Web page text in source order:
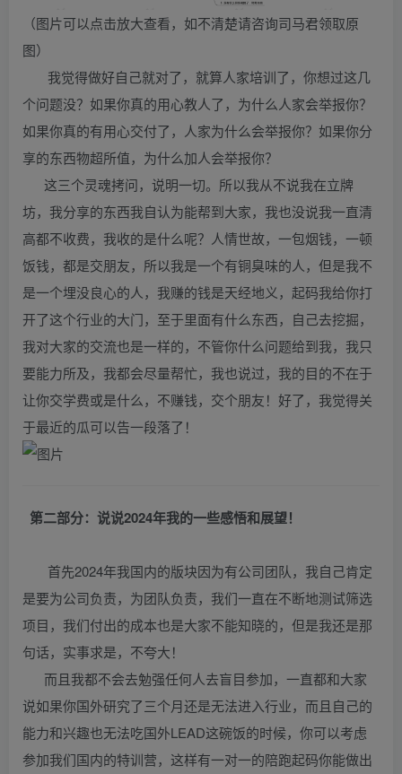
（图片可以点击放大查看，如不清楚请咨询司马君领取原
图）
我觉得做好自己就对了，就算人家培训了，你想过这几
个问题没？如果你真的用心教人了，为什么人家会举报你？
如果你真的有用心交付了，人家为什么会举报你？如果你分
享的东西物超所值，为什么加人会举报你？
这三个灵魂拷问，说明一切。所以我从不说我在立牌
坊，我分享的东西我自认为能帮到大家，我也没说我一直清
高都不收费，我收的是什么呢？人情世故，一包烟钱，一顿
饭钱，都是交朋友，所以我是一个有铜臭味的人，但是我不
是一个埋没良心的人，我赚的钱是天经地义，起码我给你打
开了这个行业的大门，至于里面有什么东西，自己去挖掘，
我对大家的交流也是一样的，不管你什么问题给到我，我只
要能力所及，我都会尽量帮忙，我也说过，我的目的不在于
让你交学费或是什么，不赚钱，交个朋友！好了，我觉得关
于最近的瓜可以告一段落了！
第二部分：说说2024年我的一些感悟和展望！
首先2024年我国内的版块因为有公司团队，我自己肯定
是要为公司负责，为团队负责，我们一直在不断地测试筛选
项目，我们付出的成本也是大家不能知晓的，但是我还是那
句话，实事求是，不夸大！
而且我都不会去勉强任何人去盲目参加，一直都和大家
说如果你国外研究了三个月还是无法进入行业，而且自己的
能力和兴趣也无法吃国外LEAD这碗饭的时候，你可以考虑
参加我们国内的特训营，这样有一对一的陪跑起码你能做出